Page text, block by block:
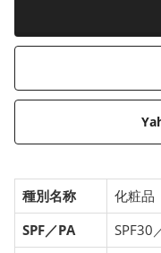
種別名称
化粧品
SPF／PA
SPF30